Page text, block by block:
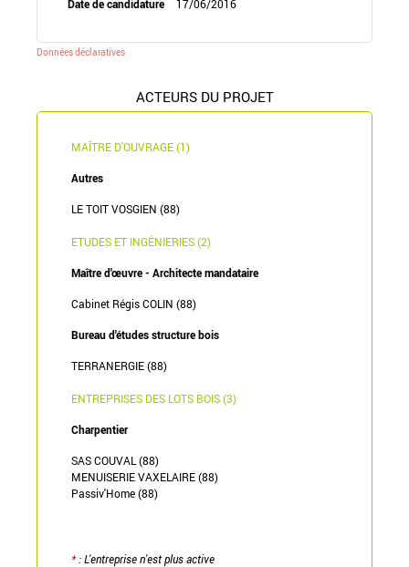
Date de candidature
17/06/2016
Données déclaratives
ACTEURS DU PROJET
MAÎTRE D'OUVRAGE (1)
Autres
LE TOIT VOSGIEN (88)
ETUDES ET INGÉNIERIES (2)
Maître d'œuvre - Architecte mandataire
Cabinet Régis COLIN (88)
Bureau d'études structure bois
TERRANERGIE (88)
ENTREPRISES DES LOTS BOIS (3)
Charpentier
SAS COUVAL (88)
MENUISERIE VAXELAIRE (88)
Passiv'Home (88)
*: L'entreprise n'est plus active